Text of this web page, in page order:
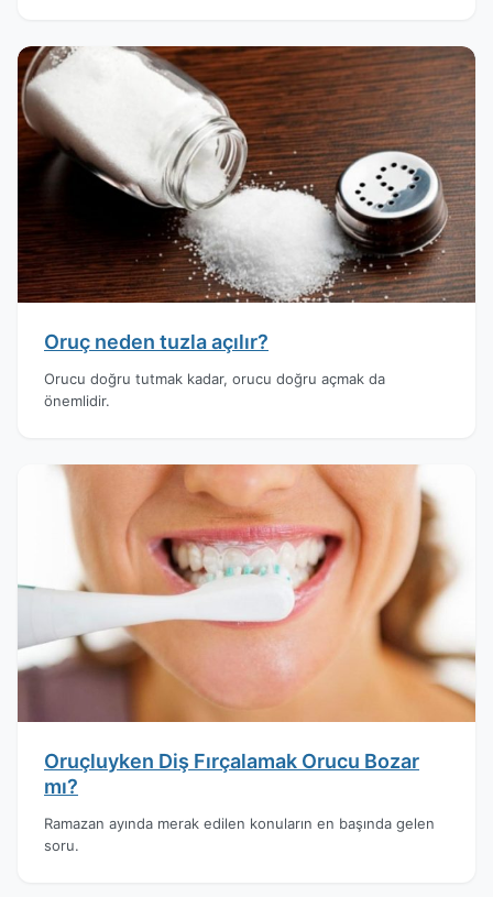
Oruç neden tuzla açılır?
Orucu doğru tutmak kadar, orucu doğru açmak da
önemlidir.
Oruçluyken Diş Fırçalamak Orucu Bozar
mı?
Ramazan ayında merak edilen konuların en başında gelen
soru.